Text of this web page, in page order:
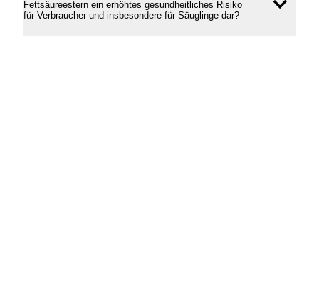
Fettsäureestern ein erhöhtes gesundheitliches Risiko
für Verbraucher und insbesondere für Säuglinge dar?